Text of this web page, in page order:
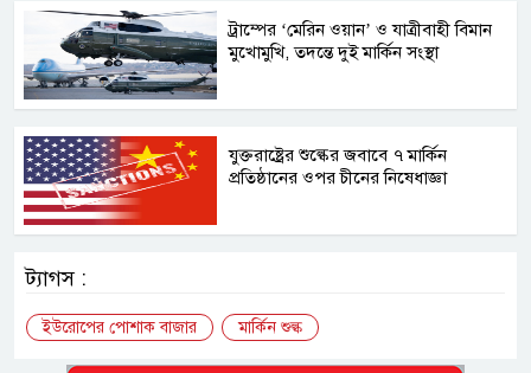
ট্রাম্পের ‘মেরিন ওয়ান’ ও যাত্রীবাহী বিমান
মুখোমুখি, তদন্তে দুই মার্কিন সংস্থা
যুক্তরাষ্ট্রের শুল্কের জবাবে ৭ মার্কিন
প্রতিষ্ঠানের ওপর চীনের নিষেধাজ্ঞা
ট্যাগস :
ইউরোপের পোশাক বাজার মার্কিন শুল্ক